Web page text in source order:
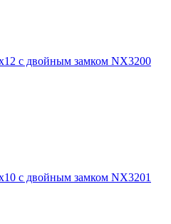
с двойным замком NX3200
с двойным замком NX3201